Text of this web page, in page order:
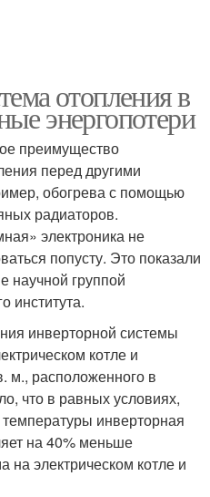
отопления в
энергопотери
преимущество
перед другими
обогрева с помощью
радиаторов.
электроника не
попусту. Это показали
научной группой
института.
инверторной системы
котле и
м., расположенного в
что в равных условиях,
инверторная
на 40% меньше
на электрическом котле и